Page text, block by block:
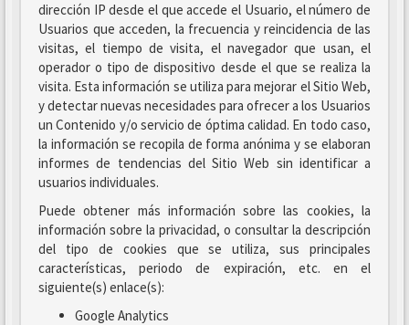
dirección IP desde el que accede el Usuario, el número de
Usuarios que acceden, la frecuencia y reincidencia de las
visitas, el tiempo de visita, el navegador que usan, el
operador o tipo de dispositivo desde el que se realiza la
visita. Esta información se utiliza para mejorar el Sitio Web,
y detectar nuevas necesidades para ofrecer a los Usuarios
un Contenido y/o servicio de óptima calidad. En todo caso,
la información se recopila de forma anónima y se elaboran
informes de tendencias del Sitio Web sin identificar a
usuarios individuales.
Puede obtener más información sobre las cookies, la
información sobre la privacidad, o consultar la descripción
del tipo de cookies que se utiliza, sus principales
características, periodo de expiración, etc. en el
siguiente(s) enlace(s):
Google Analytics